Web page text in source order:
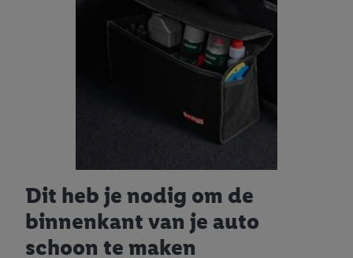
Dit heb je nodig om de
binnenkant van je auto
schoon te maken